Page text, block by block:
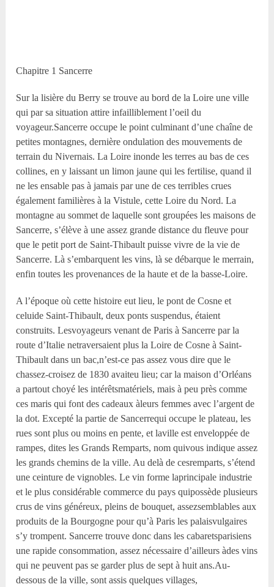
Chapitre 1 Sancerre
Sur la lisière du Berry se trouve au bord de la Loire une ville
qui par sa situation attire infailliblement l’oeil du
voyageur.Sancerre occupe le point culminant d’une chaîne de
petites montagnes, dernière ondulation des mouvements de
terrain du Nivernais. La Loire inonde les terres au bas de ces
collines, en y laissant un limon jaune qui les fertilise, quand il
ne les ensable pas à jamais par une de ces terribles crues
également familières à la Vistule, cette Loire du Nord. La
montagne au sommet de laquelle sont groupées les maisons de
Sancerre, s’élève à une assez grande distance du fleuve pour
que le petit port de Saint-Thibault puisse vivre de la vie de
Sancerre. Là s’embarquent les vins, là se débarque le merrain,
enfin toutes les provenances de la haute et de la basse-Loire.
A l’époque où cette histoire eut lieu, le pont de Cosne et
celuide Saint-Thibault, deux ponts suspendus, étaient
construits. Lesvoyageurs venant de Paris à Sancerre par la
route d’Italie netraversaient plus la Loire de Cosne à Saint-
Thibault dans un bac,n’est-ce pas assez vous dire que le
chassez-croisez de 1830 avaiteu lieu; car la maison d’Orléans
a partout choyé les intérêtsmatériels, mais à peu près comme
ces maris qui font des cadeaux àleurs femmes avec l’argent de
la dot. Excepté la partie de Sancerrequi occupe le plateau, les
rues sont plus ou moins en pente, et laville est enveloppée de
rampes, dites les Grands Remparts, nom quivous indique assez
les grands chemins de la ville. Au delà de cesremparts, s’étend
une ceinture de vignobles. Le vin forme laprincipale industrie
et le plus considérable commerce du pays quipossède plusieurs
crus de vins généreux, pleins de bouquet, assezsemblables aux
produits de la Bourgogne pour qu’à Paris les palaisvulgaires
s’y trompent. Sancerre trouve donc dans les cabaretsparisiens
une rapide consommation, assez nécessaire d’ailleurs àdes vins
qui ne peuvent pas se garder plus de sept à huit ans.Au-
dessous de la ville, sont assis quelques villages,